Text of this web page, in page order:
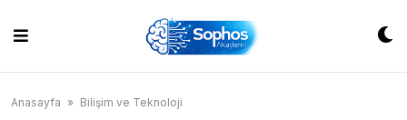
content
Anasayfa » Bilişim ve Teknoloji